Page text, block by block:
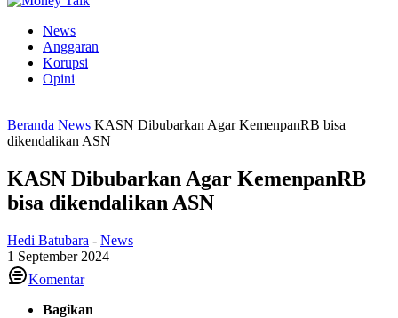
News
Anggaran
Korupsi
Opini
Beranda News KASN Dibubarkan Agar KemenpanRB bisa
dikendalikan ASN
KASN Dibubarkan Agar KemenpanRB
bisa dikendalikan ASN
Hedi Batubara - News
1 September 2024
Komentar
Bagikan